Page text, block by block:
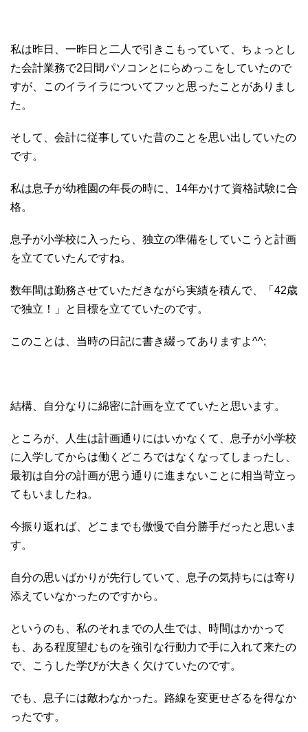
私は昨日、一昨日と二人で引きこもっていて、ちょっとし
た会計業務で2日間パソコンとにらめっこをしていたので
すが、このイライラについてフッと思ったことがありまし
た。
そして、会計に従事していた昔のことを思い出していたの
です。
私は息子が幼稚園の年長の時に、14年かけて資格試験に合
格。
息子が小学校に入ったら、独立の準備をしていこうと計画
を立てていたんですね。
数年間は勤務させていただきながら実績を積んで、「42歳
で独立！」と目標を立てていたのです。
このことは、当時の日記に書き綴ってありますよ^^;
結構、自分なりに綿密に計画を立てていたと思います。
ところが、人生は計画通りにはいかなくて、息子が小学校
に入学してからは働くどころではなくなってしまったし、
最初は自分の計画が思う通りに進まないことに相当苛立っ
てもいましたね。
今振り返れば、どこまでも傲慢で自分勝手だったと思いま
す。
自分の思いばかりが先行していて、息子の気持ちには寄り
添えていなかったのですから。
というのも、私のそれまでの人生では、時間はかかって
も、ある程度望むものを強引な行動力で手に入れて来たの
で、こうした学びが大きく欠けていたのです。
でも、息子には敵わなかった。路線を変更せざるを得なか
ったです。